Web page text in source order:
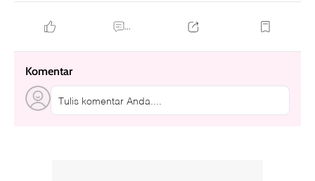
...
Komentar
Tulis komentar Anda....